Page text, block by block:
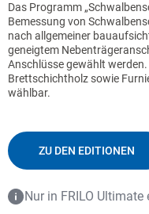
Das Programm
Bemessung von
nach allgemeiner
geneigtem
Anschlüsse gewählt
Brettschichtholz sowie
wählbar.
ZU DEN EDITIONEN
Nur in FRILO Ultimate